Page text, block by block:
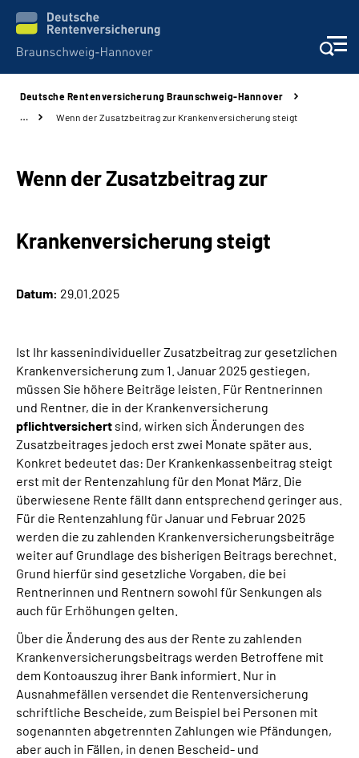
Karriere
Online-Services
Inhalte in Gebärdensprache (DGS)
Leichte Sprache
Suche
Mein Kundenportal
Deutsche Rentenversicherung Braunschweig-Hannover
…
Wenn der Zusatzbeitrag zur Krankenversicherung steigt
Wenn der Zusatzbeitrag zur
Krankenversicherung steigt
Datum: 29.01.2025
Ist Ihr kassenindividueller Zusatzbeitrag zur gesetzlichen
Krankenversicherung zum 1. Januar 2025 gestiegen,
müssen Sie höhere Beiträge leisten. Für Rentnerinnen
und Rentner, die in der Krankenversicherung
pflichtversichert sind, wirken sich Änderungen des
Zusatzbeitrages jedoch erst zwei Monate später aus.
Konkret bedeutet das: Der Krankenkassenbeitrag steigt
erst mit der Rentenzahlung für den Monat März. Die
überwiesene Rente fällt dann entsprechend geringer aus.
Für die Rentenzahlung für Januar und Februar 2025
werden die zu zahlenden Krankenversicherungsbeiträge
weiter auf Grundlage des bisherigen Beitrags berechnet.
Grund hierfür sind gesetzliche Vorgaben, die bei
Rentnerinnen und Rentnern sowohl für Senkungen als
auch für Erhöhungen gelten.
Über die Änderung des aus der Rente zu zahlenden
Krankenversicherungsbeitrags werden Betroffene mit
dem Kontoauszug ihrer Bank informiert. Nur in
Ausnahmefällen versendet die Rentenversicherung
schriftliche Bescheide, zum Beispiel bei Personen mit
sogenannten abgetrennten Zahlungen wie Pfändungen,
aber auch in Fällen, in denen Bescheid- und